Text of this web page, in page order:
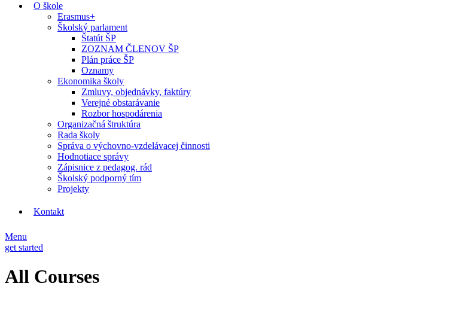
O škole
Erasmus+
Školský parlament
Štatút ŠP
ZOZNAM ČLENOV ŠP
Plán práce ŠP
Oznamy
Ekonomika školy
Zmluvy, objednávky, faktúry
Verejné obstarávanie
Rozbor hospodárenia
Organizačná štruktúra
Rada školy
Správa o výchovno-vzdelávacej činnosti
Hodnotiace správy
Zápisnice z pedagog. rád
Školský podporný tím
Projekty
Kontakt
Menu
get started
All Courses